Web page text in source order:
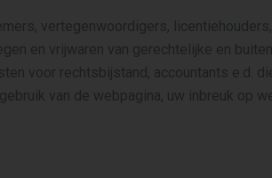
vertegenwoordigers,
en vrijwaren van gerechtelijke en
voor rechtsbijstand, accountants e.d.
van de webpagina, uw inbreuk op